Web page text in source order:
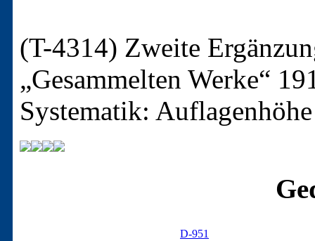
(T-4314) Zweite
„Gesammelten Werke“
Systematik: Auflagenhöhe
D-951